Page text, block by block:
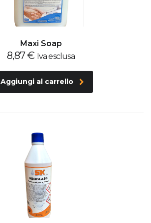
Maxi Soap
8,87€ Iva esclusa
Aggiungi al carrello